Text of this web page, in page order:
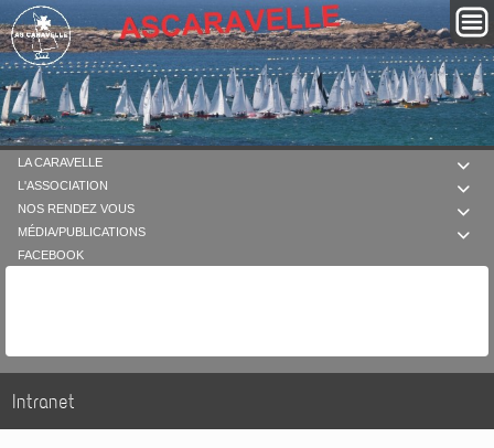

LA CARAVELLE

L'ASSOCIATION

NOS RENDEZ VOUS

MÉDIA/PUBLICATIONS
FACEBOOK
Intranet